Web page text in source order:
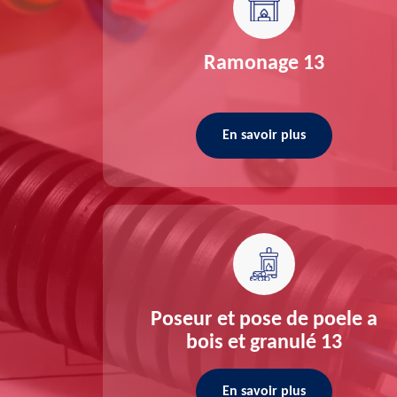
13
13
Ramonage 13
En savoir plus
Poseur et pose de poele a
bois et granulé 13
En savoir plus